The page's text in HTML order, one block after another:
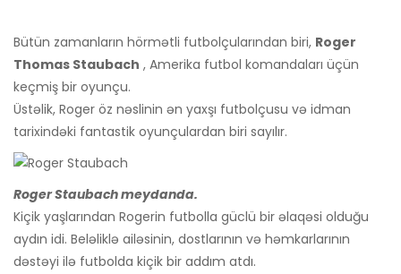
Bütün zamanların hörmətli futbolçularından biri, Roger
Thomas Staubach , Amerika futbol komandaları üçün
keçmiş bir oyunçu.
Üstəlik, Roger öz nəslinin ən yaxşı futbolçusu və idman
tarixindəki fantastik oyunçulardan biri sayılır.
Roger Staubach meydanda.
Kiçik yaşlarından Rogerin futbolla güclü bir əlaqəsi olduğu
aydın idi. Beləliklə ailəsinin, dostlarının və həmkarlarının
dəstəyi ilə futbolda kiçik bir addım atdı.